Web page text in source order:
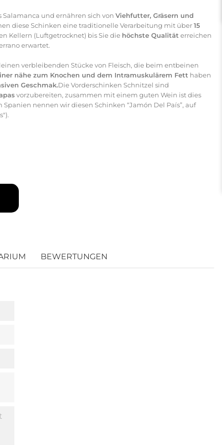
und ernähren sich von Viehfutter, Gräsern und
diese Schinken eine traditionelle Verarbeitung mit über15
Kellern (Luftgetrocknet) bis Sie die höchste Qualität erreichen
erwartet.
verbleibenden Stücke von Fleisch, die beim entbeinen
nähe zum Knochen und dem Intramuskulärem Fett haben
Geschmak.Die Vorderschinken Schnitzel sind
vorzubereiten, zusammen mit einem guten Wein ist dies
nennen wir diesen Schinken “Jamón Del País”, auf
BEWERTUNGEN